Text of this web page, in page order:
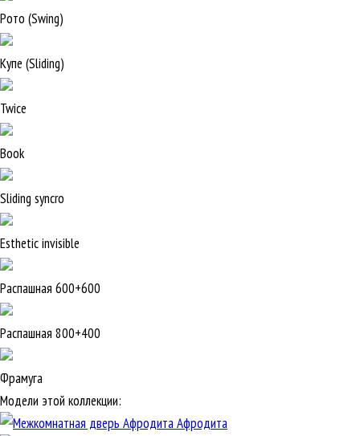
Рото (Swing)
Купе (Sliding)
Twice
Book
Sliding syncro
Esthetic invisible
Распашная 600+600
Распашная 800+400
Фрамуга
Модели этой коллекции:
Афродита